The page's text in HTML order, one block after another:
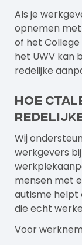
Als je
opnemen
of het College
het UWV kan
redelijke
Hoe
Wij
werkgevers
mensen met
autisme helpt
die echt
Voor